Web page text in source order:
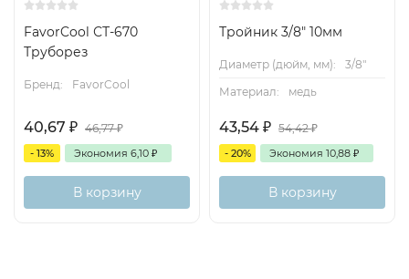
FavorCool СТ-670
Труборез
Бренд: FavorCool
40,67 ₽ 46,77₽
- 13% Экономия 6,10 ₽
В корзину
Тройник 3/8" 10мм
Диаметр (дюйм, мм):
3/8"
Материал:
медь
43,54 ₽ 54,42₽
- 20% Экономия 10,88 ₽
В корзину